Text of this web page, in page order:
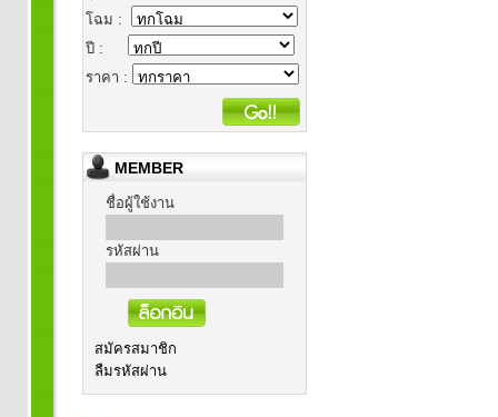
โฉม :
ปี :
ราคา :
MEMBER
ชื่อผู้ใช้งาน
รหัสผ่าน
สมัครสมาชิก
ลืมรหัสผ่าน